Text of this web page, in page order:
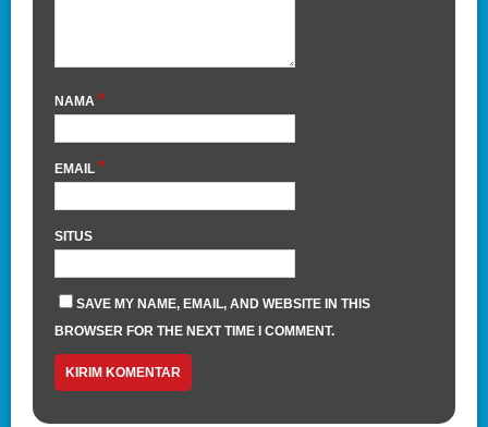
NAMA *
EMAIL *
SITUS
SAVE MY NAME, EMAIL, AND WEBSITE IN THIS
BROWSER FOR THE NEXT TIME I COMMENT.